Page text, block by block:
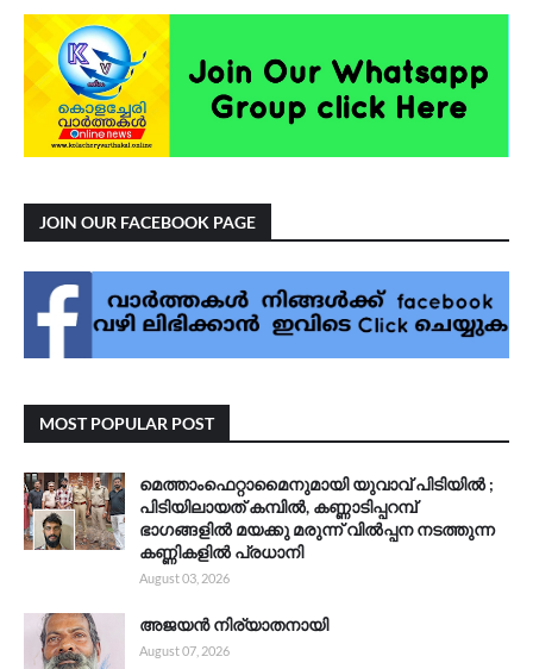
JOIN OUR FACEBOOK PAGE
MOST POPULAR POST
മെത്താംഫെറ്റാമൈനുമായി യുവാവ് പിടിയിൽ ;
പിടിയിലായത് കമ്പിൽ, കണ്ണാടിപ്പറമ്പ്
ഭാഗങ്ങളിൽ മയക്കു മരുന്ന് വിൽപ്പന നടത്തുന്ന
കണ്ണികളിൽ പ്രധാനി
August 03, 2026
അജയൻ നിര്യാതനായി
August 07, 2026